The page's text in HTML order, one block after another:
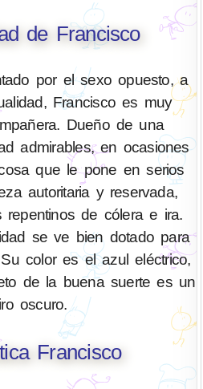
de Francisco
por el sexo opuesto, a
Francisco es muy
Dueño de una
admirables, en ocasiones
que le pone en serios
autoritaria y reservada,
repentinos de cólera e ira.
se ve bien dotado para
color es el azul eléctrico,
de la buena suerte es un
oscuro.
Francisco